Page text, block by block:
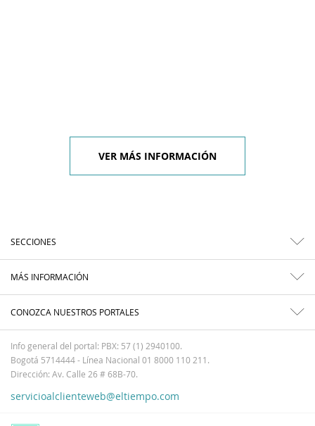
VER MÁS INFORMACIÓN
SECCIONES
MÁS INFORMACIÓN
CONOZCA NUESTROS PORTALES
Info general del portal: PBX: 57 (1) 2940100.
Bogotá 5714444 - Línea Nacional 01 8000 110 211.
Dirección: Av. Calle 26 # 68B-70.
servicioalclienteweb@eltiempo.com